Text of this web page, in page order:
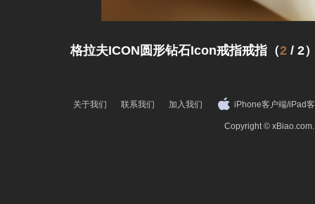
格拉夫ICON圆形钻石Icon戒指戒指（2 / 2
关于我们 联系我们 加入我们 iPhone客户端/iPad
Copyright ©